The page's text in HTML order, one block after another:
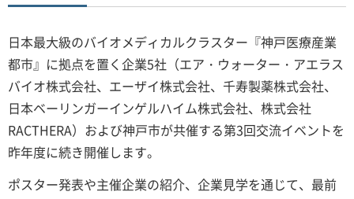
日本最大級のバイオメディカルクラスター『神戸医療産業
都市』に拠点を置く企業5社（エア・ウォーター・アエラス
バイオ株式会社、エーザイ株式会社、千寿製薬株式会社、
日本ベーリンガーインゲルハイム株式会社、株式会社
RACTHERA）および神戸市が共催する第3回交流イベントを
昨年度に続き開催します。
ポスター発表や主催企業の紹介、企業見学を通じて、最前